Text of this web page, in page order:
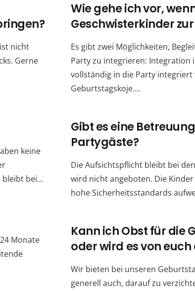
nicht
Gerne
keine
bleibt bei…
Monate
Wie gehe ich vor,
Geschwisterkinder
Es gibt zwei Möglichkeiten,
Party zu integrieren: Integration
vollständig in die Party
Geburtstagskoje.…
Gibt es eine
Partygäste?
Die Aufsichtspflicht bleibt bei
wird nicht angeboten. Die
hohe Sicherheitsstandards
Kann ich Obst für die
oder wird es von
Wir bieten bei unseren
generell auch, darauf zu